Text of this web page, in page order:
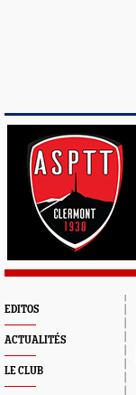
EDITOS
ACTUALITÉS
LE CLUB